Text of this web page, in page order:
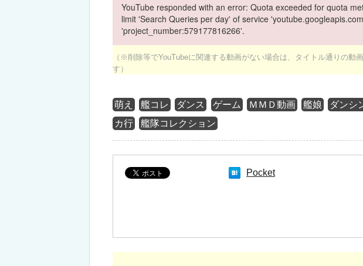
YouTube responded with an error: Quota exceeded for quota
limit 'Search Queries per day' of service
'project_number:579177816266'.
（※削除等でYouTubeに関連する動画がない場合は、タイトル通りの動
す）
萌え 艦コレ ダンス ゲーム ＭＭＤ動画 艦娘 ダンシ
カ行
艦隊コレクション
Pocket